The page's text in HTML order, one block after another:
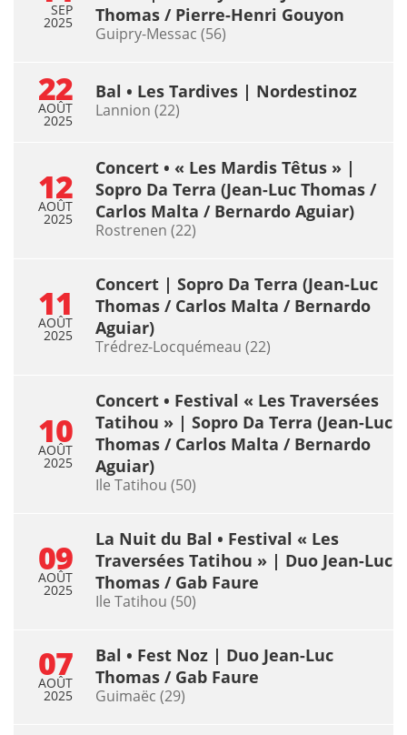
SEP
2025
Thomas / Pierre-Henri Gouyon
Guipry-Messac (56)
22
AOÛT
2025
Bal • Les Tardives | Nordestinoz
Lannion (22)
12
AOÛT
2025
Concert • « Les Mardis Têtus » |
Sopro Da Terra (Jean-Luc Thomas /
Carlos Malta / Bernardo Aguiar)
Rostrenen (22)
11
AOÛT
2025
Concert | Sopro Da Terra (Jean-Luc
Thomas / Carlos Malta / Bernardo
Aguiar)
Trédrez-Locquémeau (22)
10
AOÛT
2025
Concert • Festival « Les Traversées
Tatihou » | Sopro Da Terra (Jean-Luc
Thomas / Carlos Malta / Bernardo
Aguiar)
Ile Tatihou (50)
09
AOÛT
2025
La Nuit du Bal • Festival « Les
Traversées Tatihou » | Duo Jean-Luc
Thomas / Gab Faure
Ile Tatihou (50)
07
AOÛT
2025
Bal • Fest Noz | Duo Jean-Luc
Thomas / Gab Faure
Guimaëc (29)